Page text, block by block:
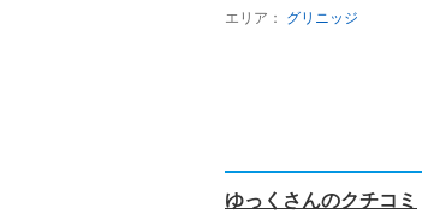
エリア： グリニッジ
ゆっくさんのクチコミ